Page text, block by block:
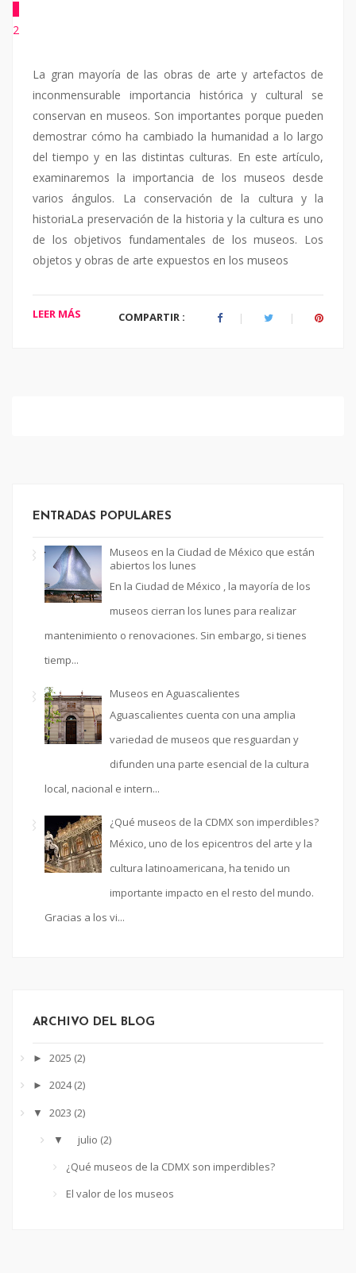
2
La gran mayoría de las obras de arte y artefactos de
inconmensurable importancia histórica y cultural se
conservan en museos. Son importantes porque pueden
demostrar cómo ha cambiado la humanidad a lo largo
del tiempo y en las distintas culturas. En este artículo,
examinaremos la importancia de los museos desde
varios ángulos. La conservación de la cultura y la
historiaLa preservación de la historia y la cultura es uno
de los objetivos fundamentales de los museos. Los
objetos y obras de arte expuestos en los museos
LEER MÁS COMPARTIR :
ENTRADAS POPULARES
Museos en la Ciudad de México que están
abiertos los lunes
En la Ciudad de México , la mayoría de los
museos cierran los lunes para realizar
mantenimiento o renovaciones. Sin embargo, si tienes
tiemp...
Museos en Aguascalientes
Aguascalientes cuenta con una amplia
variedad de museos que resguardan y
difunden una parte esencial de la cultura
local, nacional e intern...
¿Qué museos de la CDMX son imperdibles?
México, uno de los epicentros del arte y la
cultura latinoamericana, ha tenido un
importante impacto en el resto del mundo.
Gracias a los vi...
ARCHIVO DEL BLOG
► 2025 (2)
► 2024(2)
▼ 2023 (2)
▼ julio (2)
¿Qué museos de la CDMX son imperdibles?
El valor de los museos